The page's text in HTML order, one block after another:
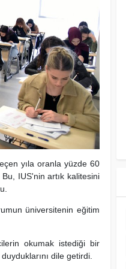
yıla oranla yüzde 60
IUS'nin artık kalitesini
üniversitenin eğitim
okumak istediği bir
dile getirdi.